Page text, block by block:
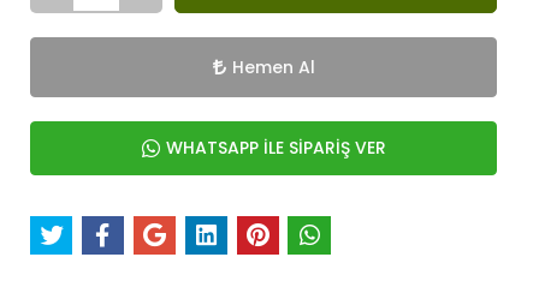
Hemen Al
WHATSAPP İLE SİPARİŞ VER